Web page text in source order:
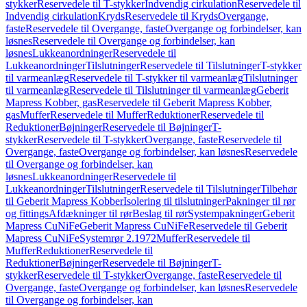
stykkerReservedele til T-stykkerIndvendig cirkulationReservedele til
Indvendig cirkulationKrydsReservedele til KrydsOvergange,
fasteReservedele til Overgange, fasteOvergange og forbindelser, kan
løsnesReservedele til Overgange og forbindelser, kan
løsnesLukkeanordningerReservedele til
LukkeanordningerTilslutningerReservedele til TilslutningerT-stykker
til varmeanlægReservedele til T-stykker til varmeanlægTilslutninger
til varmeanlægReservedele til Tilslutninger til varmeanlægGeberit
Mapress Kobber, gasReservedele til Geberit Mapress Kobber,
gasMufferReservedele til MufferReduktionerReservedele til
ReduktionerBøjningerReservedele til BøjningerT-
stykkerReservedele til T-stykkerOvergange, fasteReservedele til
Overgange, fasteOvergange og forbindelser, kan løsnesReservedele
til Overgange og forbindelser, kan
løsnesLukkeanordningerReservedele til
LukkeanordningerTilslutningerReservedele til TilslutningerTilbehør
til Geberit Mapress KobberIsolering til tilslutningerPakninger til rør
og fittingsAfdækninger til rørBeslag til rørSystempakningerGeberit
Mapress CuNiFeGeberit Mapress CuNiFeReservedele til Geberit
Mapress CuNiFeSystemrør 2.1972MufferReservedele til
MufferReduktionerReservedele til
ReduktionerBøjningerReservedele til BøjningerT-
stykkerReservedele til T-stykkerOvergange, fasteReservedele til
Overgange, fasteOvergange og forbindelser, kan løsnesReservedele
til Overgange og forbindelser, kan